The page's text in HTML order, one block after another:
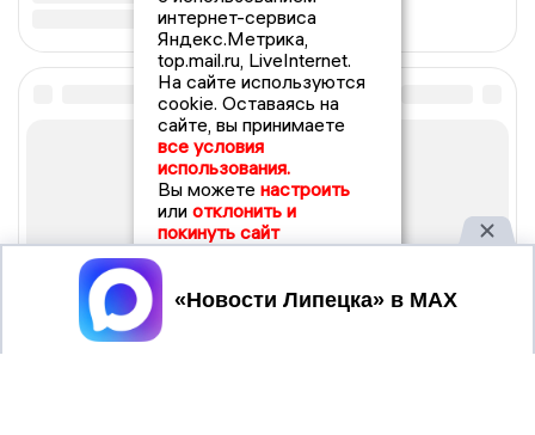
интернет-сервиса
Яндекс.Метрика,
top.mail.ru, LiveInternet.
На сайте используются
cookie. Оставаясь на
сайте, вы принимаете
все условия
использования.
Вы можете настроить
или отклонить и
покинуть сайт
Принять